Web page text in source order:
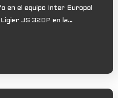
en el equipo Inter Europol
JS 320P en la…